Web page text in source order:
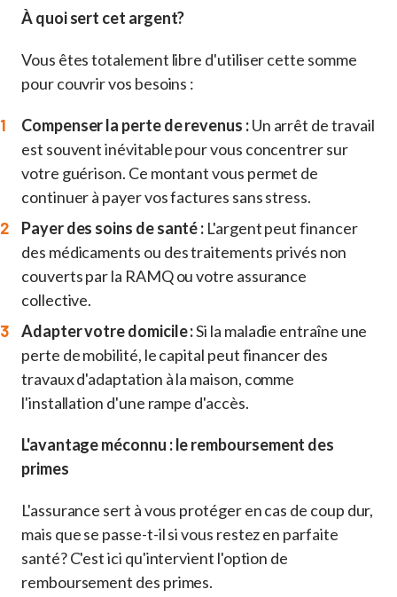
À quoi sert cet argent?
Vous êtes totalement libre d'utiliser cette somme
pour couvrir vos besoins :
Compenser la perte de revenus :Un arrêt de travail
est souvent inévitable pour vous concentrer sur
votre guérison. Ce montant vous permet de
continuer à payer vos factures sans stress.
Payer des soins de santé : L'argent peut financer
des médicaments ou des traitements privés non
couverts par la RAMQ ou votre assurance
collective.
Adapter votre domicile :Si la maladie entraîne une
perte de mobilité, le capital peut financer des
travaux d'adaptation à la maison, comme
l'installation d'une rampe d'accès.
L'avantage méconnu : le remboursement des
primes
L'assurance sert à vous protéger en cas de coup dur,
mais que se passe-t-il si vous restez en parfaite
santé? C'est ici qu'intervient l'option de
remboursement des primes.